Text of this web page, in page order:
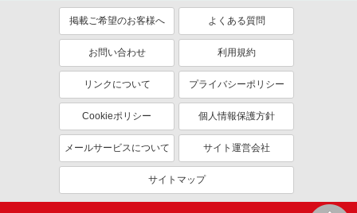
掲載ご希望のお客様へ よくある質問
お問い合わせ 利用規約
リンクについて プライバシーポリシー
Cookieポリシー 個人情報保護方針
メールサービスについて サイト運営会社
サイトマップ